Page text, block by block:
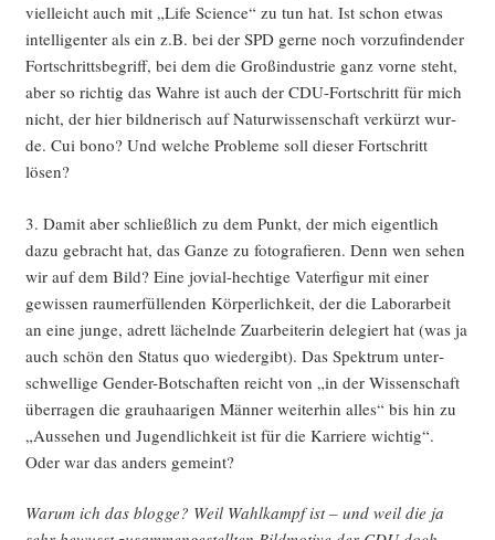
viel­leicht auch mit „Life Sci­ence“ zu tun hat. Ist schon etwas
intel­li­gen­ter als ein z.B. bei der SPD ger­ne noch vor­zu­fin­den­der
Fort­schritts­be­griff, bei dem die Groß­in­dus­trie ganz vor­ne steht,
aber so rich­tig das Wah­re ist auch der CDU-Fort­schritt für mich
nicht, der hier bild­ne­risch auf Natur­wis­sen­schaft ver­kürzt wur­
de. Cui bono? Und wel­che Pro­ble­me soll die­ser Fort­schritt
lösen?
3. Damit aber schließ­lich zu dem Punkt, der mich eigent­lich
dazu gebracht hat, das Gan­ze zu foto­gra­fie­ren. Denn wen sehen
wir auf dem Bild? Eine jovi­al-hech­ti­ge Vater­fi­gur mit einer
gewis­sen raum­er­fül­len­den Kör­per­lich­keit, der die Labor­ar­beit
an eine jun­ge, adrett lächeln­de Zuar­bei­te­rin dele­giert hat (was ja
auch schön den Sta­tus quo wie­der­gibt). Das Spek­trum unter­
schwel­li­ge Gen­der-Bot­schaf­ten reicht von „in der Wis­sen­schaft
über­ra­gen die grau­haa­ri­gen Män­ner wei­ter­hin alles“ bis hin zu
„Aus­se­hen und Jugend­lich­keit ist für die Kar­rie­re wich­tig“.
Oder war das anders gemeint?
War­um ich das blog­ge? Weil Wahl­kampf ist – und weil die ja